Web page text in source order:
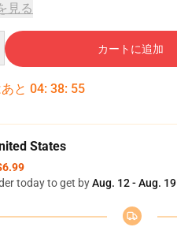
見る
カートに追加
と 04: 38: 54
States
today to get byAug. 12 - Aug. 19